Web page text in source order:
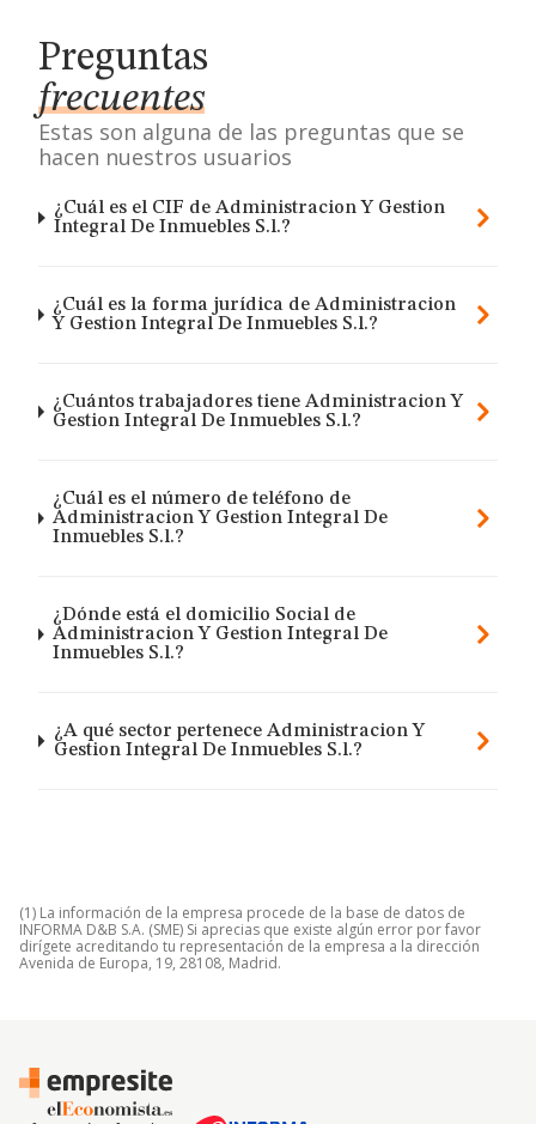
Preguntas
frecuentes
Estas son alguna de las preguntas que se
hacen nuestros usuarios
¿Cuál es el CIF de Administracion Y Gestion
Integral De Inmuebles S.l.?
¿Cuál es la forma jurídica de Administracion
Y Gestion Integral De Inmuebles S.l.?
¿Cuántos trabajadores tiene Administracion Y
Gestion Integral De Inmuebles S.l.?
¿Cuál es el número de teléfono de
Administracion Y Gestion Integral De
Inmuebles S.l.?
¿Dónde está el domicilio Social de
Administracion Y Gestion Integral De
Inmuebles S.l.?
¿A qué sector pertenece Administracion Y
Gestion Integral De Inmuebles S.l.?
(1) La información de la empresa procede de la base de datos de
INFORMA D&B S.A. (SME) Si aprecias que existe algún error por favor
dirígete acreditando tu representación de la empresa a la dirección
Avenida de Europa, 19, 28108, Madrid.